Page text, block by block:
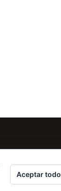
Aceptar todo